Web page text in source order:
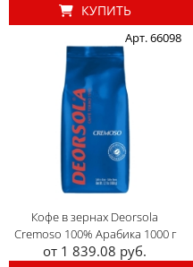
КУПИТЬ
Арт. 66098
Кофе в зернах Deorsola
Cremoso 100% Арабика 1000 г
от 1 839.08 руб.